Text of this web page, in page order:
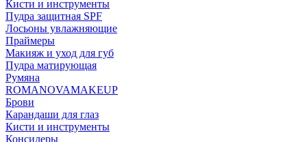
Кисти и инструменты
Пудра защитная SPF
Лосьоны увлажняющие
Праймеры
Макияж и уход для губ
Пудра матирующая
Румяна
ROMANOVAMAKEUP
Брови
Карандаши для глаз
Кисти и инструменты
Консилеры